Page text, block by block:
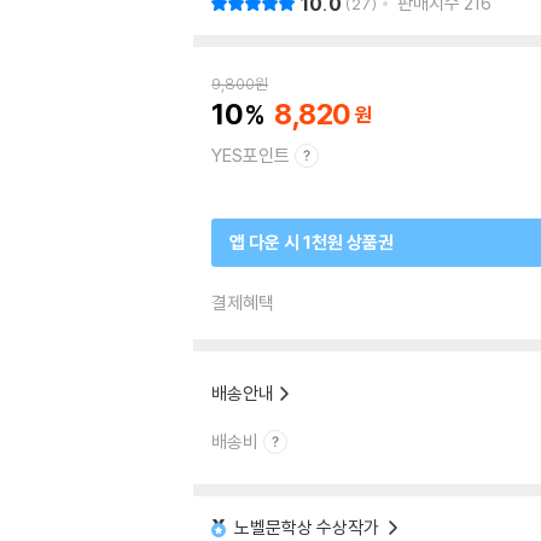
9,800원
10 8,820
YES포인트
앱 다운 시 1천원 상품권
결제혜택
배송안내
배송비
노벨문학상 수상작가